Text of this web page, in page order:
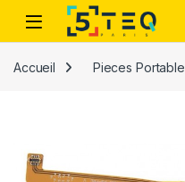
Passer à la navigation
Aller au contenu
Accueil Pieces Portable